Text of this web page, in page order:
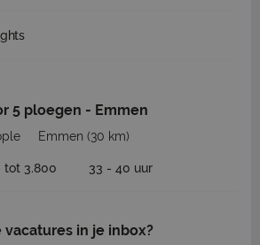
5 ploegen - Emmen
Emmen (30 km)
tot 3.800 33 - 40 uur
in je inbox?